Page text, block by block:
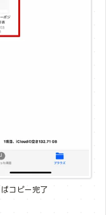
コピー完了